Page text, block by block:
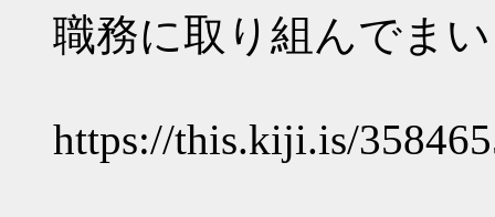
職務に取り組んでま
https://this.kiji.is/